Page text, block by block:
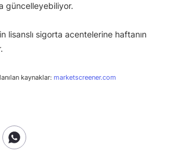
güncelleyebiliyor.
lisanslı sigorta acentelerine haftanın
kaynaklar: marketscreener.com